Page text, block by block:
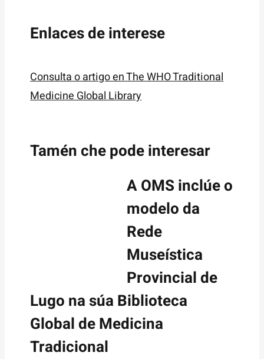
Enlaces de interese
Consulta o artigo en The WHO Traditional
Medicine Global Library
Tamén che pode interesar
A OMS inclúe o
modelo da
Rede
Museística
Provincial de
Lugo na súa Biblioteca
Global de Medicina
Tradicional